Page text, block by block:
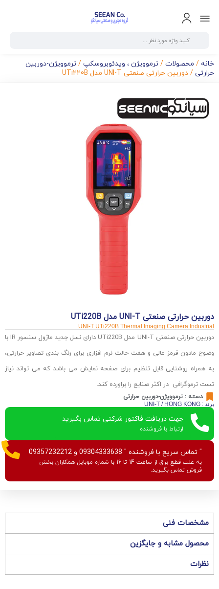
خانه / محصولات / ترموویژن ، ویدئوبروسکپ / ترموویژن-دوربین
حرارتی / دوربین حرارتی صنعتی UNI-T مدل UTi220B
دوربین حرارتی صنعتی UNI-T مدل UTi220B
UNI-T UTi220B Thermal Imaging Camera Industrial
دوربین حرارتی صنعتی UNI-T مدل UTi220B دارای نسل جدید ماژول‌ سنسور IR با
وضوح مادون قرمز عالی و هفت حالت‌ نرم افزاری برای رنگ بندی تصاویر حرارتی،
به همراه روشنایی قابل تنظیم برای صفحه نمایش می باشد که می تواند نیاز
تست ترموگرافی در اکثر صنایع را براورده کند.
دسته : ترموویژن-دوربین حرارتی
برند : UNI-T / HONG KONG
جهت دریافت فاکتور شرکتی تماس بگیرید
ارتباط با فروشنده
" تماس سریع با فروشنده " 09304333638 و 09357232212
به علت قطع برق از ساعت 14 تا 16 با شماره موبایل همکاران بخش
فروش تماس بگیرید.
مشخصات فنی
محصول مشابه و جایگزین
نظرات